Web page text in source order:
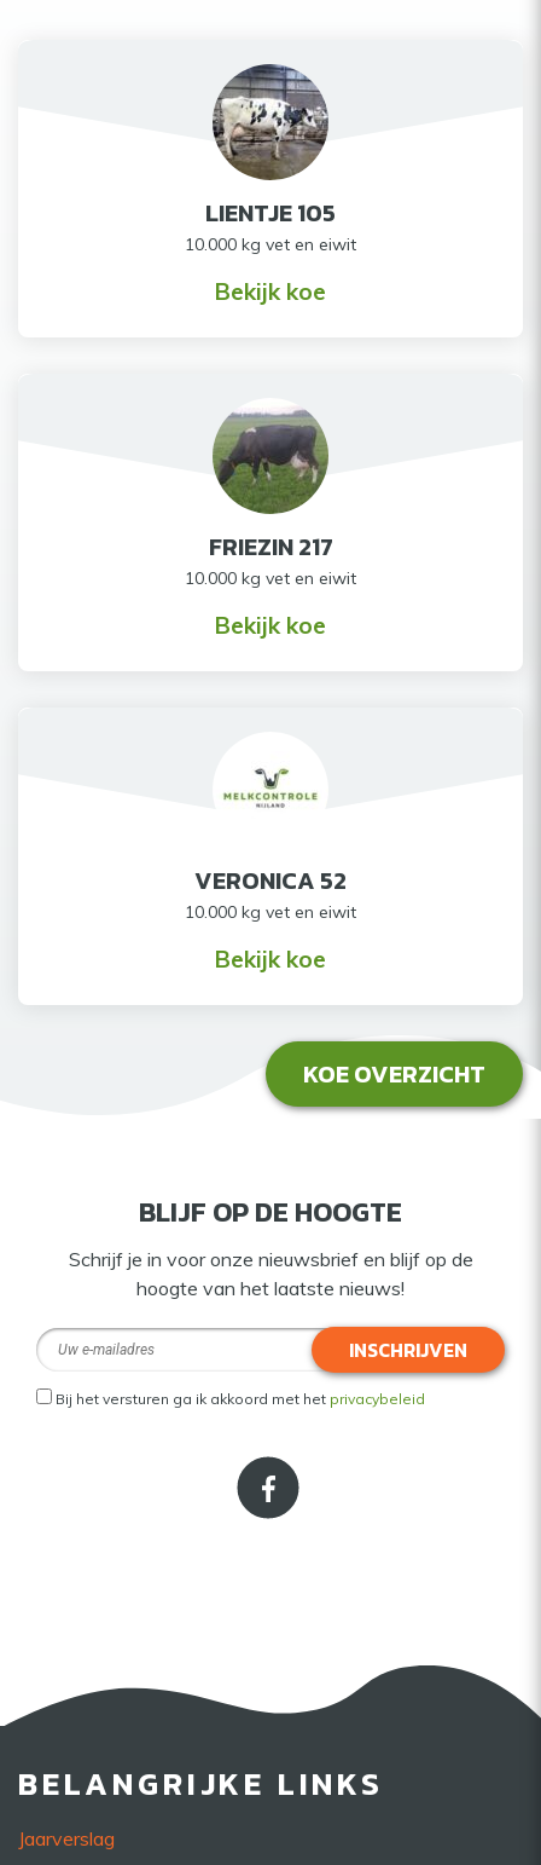
LIENTJE 105
10.000 kg vet en eiwit
Bekijk koe
FRIEZIN 217
10.000 kg vet en eiwit
Bekijk koe
VERONICA 52
10.000 kg vet en eiwit
Bekijk koe
KOE OVERZICHT
BLIJF OP DE HOOGTE
Schrijf je in voor onze nieuwsbrief en blijf op de
hoogte van het laatste nieuws!
INSCHRIJVEN
Bij het versturen ga ik akkoord met het privacybeleid
BELANGRIJKE LINKS
Jaarverslag